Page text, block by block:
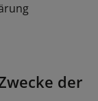
der